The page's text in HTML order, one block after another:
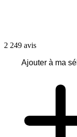
2 249 avis
Ajouter à ma